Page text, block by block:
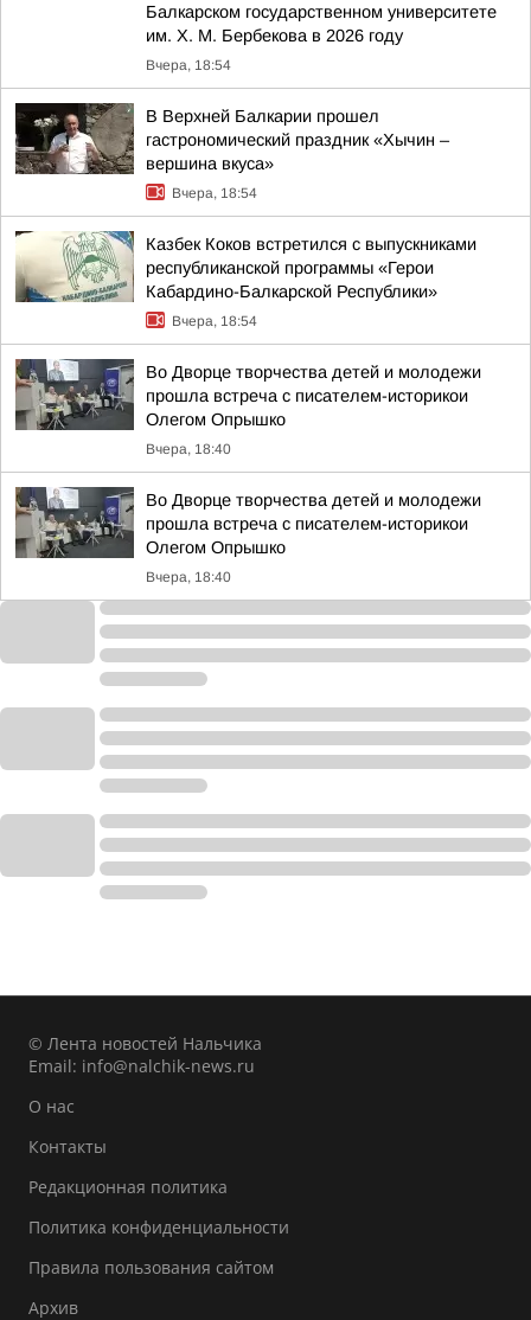
Балкарском государственном университете
им. Х. М. Бербекова в 2026 году
Вчера, 18:54
В Верхней Балкарии прошел
гастрономический праздник «Хычин –
вершина вкуса»
Вчера, 18:54
Казбек Коков встретился с выпускниками
республиканской программы «Герои
Кабардино-Балкарской Республики»
Вчера, 18:54
Во Дворце творчества детей и молодежи
прошла встреча с писателем-историкои
Олегом Опрышко
Вчера, 18:40
Во Дворце творчества детей и молодежи
прошла встреча с писателем-историкои
Олегом Опрышко
Вчера, 18:40
© Лента новостей Нальчика
Email: info@nalchik-news.ru
О нас
Контакты
Редакционная политика
Политика конфиденциальности
Правила пользования сайтом
Архив